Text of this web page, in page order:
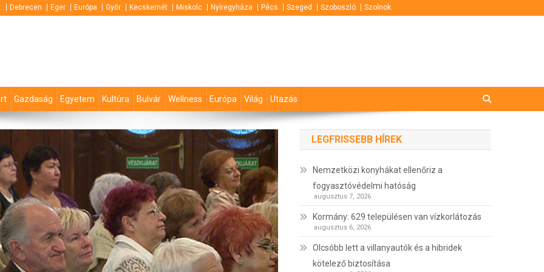
Debrecen Eger Európa Győr Kecskemét Miskolc Nyíregyháza Pécs Szeged Szoboszló Szolnok
Gazdaság Egyetem Kultúra Bulvár Wellness Európa Világ Utazás
LEGFRISSEBB HÍREK
Nemzetközi konyhákat ellenőriz a
fogyasztóvédelmi hatóság
augusztus 7, 2026
Kormány: 629 településen van vízkorlátozás
augusztus 6, 2026
Olcsóbb lett a villanyautók és a hibridek
kötelező biztosítása